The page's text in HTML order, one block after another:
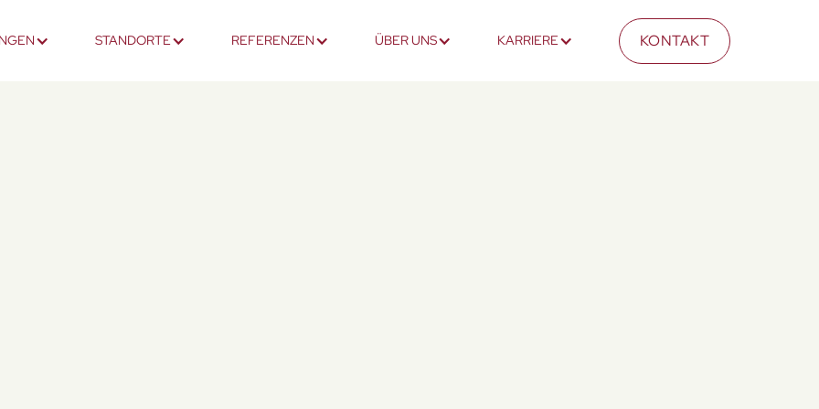
STANDORTE REFERENZEN ÜBER UNS KARRIERE KONTAKT